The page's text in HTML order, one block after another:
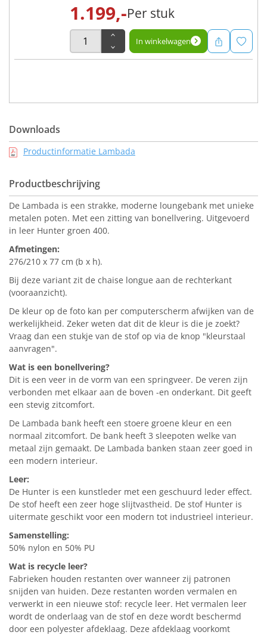
1.199,-Per stuk
In winkelwagen
Downloads
Productinformatie Lambada
Productbeschrijving
De Lambada is een strakke, moderne loungebank met unieke
metalen poten. Met een zitting van bonellvering. Uitgevoerd
in leer Hunter groen 400.
Afmetingen:
276/210 x 77 cm (b x h).
Bij deze variant zit de chaise longue aan de rechterkant
(vooraanzicht).
De kleur op de foto kan per computerscherm afwijken van de
werkelijkheid. Zeker weten dat dit de kleur is die je zoekt?
Vraag dan een stukje van de stof op via de knop "kleurstaal
aanvragen".
Wat is een bonellvering?
Dit is een veer in de vorm van een springveer. De veren zijn
verbonden met elkaar aan de boven -en onderkant. Dit geeft
een stevig zitcomfort.
De Lambada bank heeft een stoere groene kleur en een
normaal zitcomfort. De bank heeft 3 sleepoten welke van
metaal zijn gemaakt. De Lambada banken staan zeer goed in
een modern interieur.
Leer:
De Hunter is een kunstleder met een geschuurd leder effect.
De stof heeft een zeer hoge slijtvastheid. De stof Hunter is
uitermate geschikt voor een modern tot industrieel interieur.
Samenstelling:
50% nylon en 50% PU
Wat is recycle leer?
Fabrieken houden restanten over wanneer zij patronen
snijden van huiden. Deze restanten worden vermalen en
verwerkt in een nieuwe stof: recycle leer. Het vermalen leer
wordt de onderlaag van de stof en deze wordt beschermd
door een polyester afdeklaag. Deze afdeklaag voorkomt